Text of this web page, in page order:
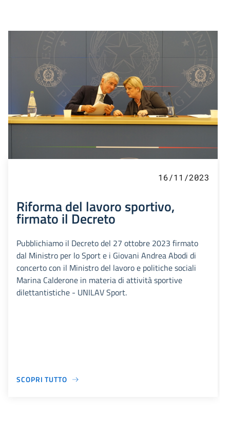
16/11/2023
Riforma del lavoro sportivo,
firmato il Decreto
Pubblichiamo il Decreto del 27 ottobre 2023 firmato
dal Ministro per lo Sport e i Giovani Andrea Abodi di
concerto con il Ministro del lavoro e politiche sociali
Marina Calderone in materia di attività sportive
dilettantistiche - UNILAV Sport.
SCOPRI TUTTO